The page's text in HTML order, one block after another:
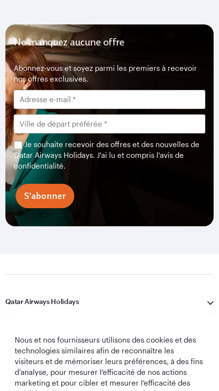
Ne manquez aucune offre
Abonnez-vous et soyez parmi les premiers à recevoir
nos offres exclusives.
Je souhaite recevoir des offres et des nouvelles de
Qatar Airways Holidays. J'ai lu et compris l'avis de
confidentialité.
S'abonner
Qatar Airways Holidays
Restons Connectés
Nous et nos fournisseurs utilisons des cookies et des
technologies similaires afin de reconnaître les
visiteurs et de mémoriser leurs préférences, à des fins
d’analyse, pour mesurer l’efficacité de nos actions
marketing et pour cibler et mesurer l’efficacité des